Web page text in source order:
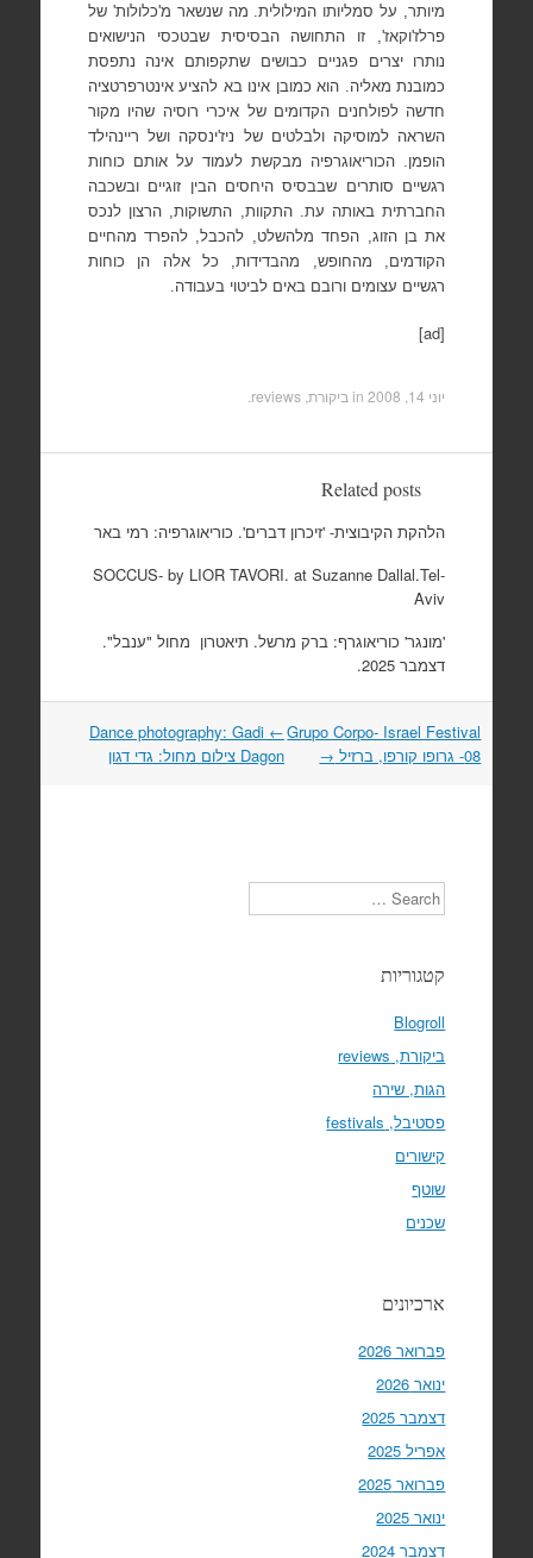
מיותר, על סמליותו המילולית. מה שנשאר מ'כלולות' של
פרלז'וקאז', זו התחושה הבסיסית שבטכסי הנישואים
נותרו יצרים פגניים כבושים שתקפותם אינה נתפסת
כמובנת מאליה. הוא כמובן אינו בא להציע אינטרפרטציה
חדשה לפולחנים הקדומים של איכרי רוסיה שהיו מקור
השראה למוסיקה ולבלטים של ניז'ינסקה ושל ריינהילד
הופמן. הכוריאוגרפיה מבקשת לעמוד על אותם כוחות
רגשיים סותרים שבבסיס היחסים הבין זוגיים ובשכבה
החברתית באותה עת. התקוות, התשוקות, הרצון לנכס
את בן הזוג, הפחד מלהשלט, להכבל, להפרד מהחיים
הקודמים, מהחופש, מהבדידות, כל אלה הן כוחות
רגשיים עצומים ורובם באים לביטוי בעבודה.
[ad]
יוני 14, 2008 in ביקורת, reviews
Related posts
הלהקת הקיבוצית- 'זיכרון דברים'. כוריאוגרפיה: רמי באר
SOCCUS- by LIOR TAVORI. at Suzanne Dallal.Tel-
Aviv
'מונגר' כוריאוגרף: ברק מרשל. תיאטרון מחול "ענבל".
דצמבר 2025.
Post
navigation
←
Dance photography: Gadi
Dagon צילום מחול: גדי דגון
Grupo Corpo- Israel Festival
08- גרופו קורפו, ברזיל
→
Search
קטגוריות
Blogroll
ביקורת, reviews
הגות, שירה
פסטיבל, festivals
קישורים
שוטף
שכנים
ארכיונים
פברואר 2026
ינואר 2026
דצמבר 2025
אפריל 2025
פברואר 2025
ינואר 2025
דצמבר 2024